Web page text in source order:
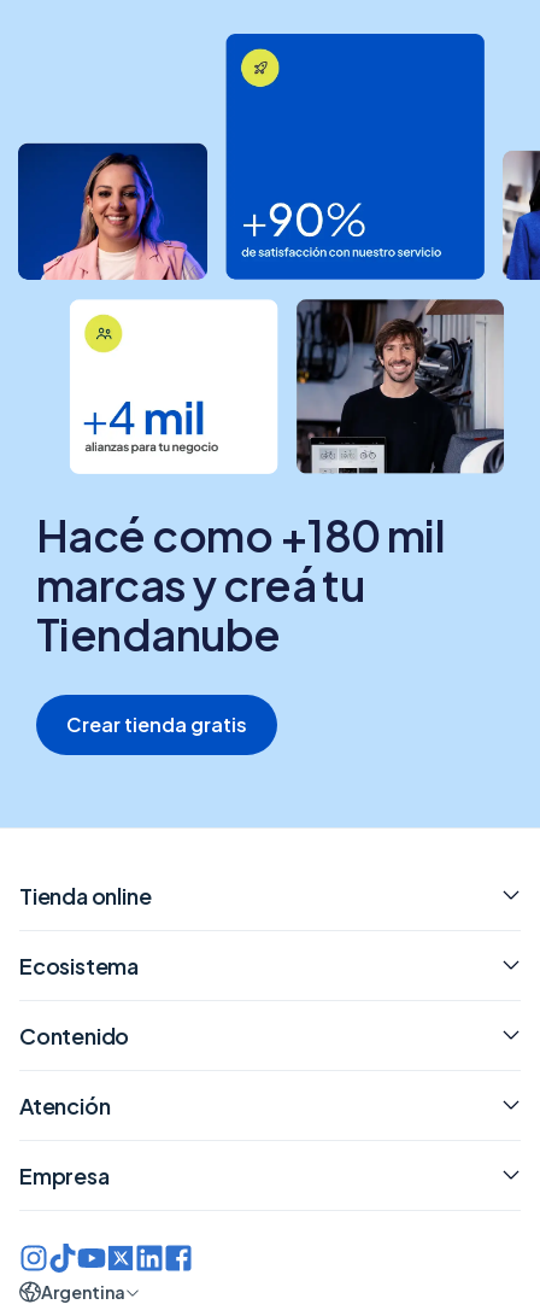
Hacé como +180 mil
marcas y creá tu
Tiendanube
Crear tienda gratis
Tienda online
Ecosistema
Contenido
Atención
Empresa
Argentina